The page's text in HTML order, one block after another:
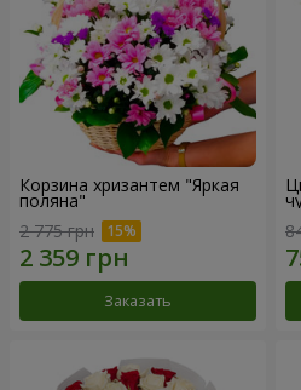
Корзина хризантем "Яркая
поляна"
2 775 грн
Заказать